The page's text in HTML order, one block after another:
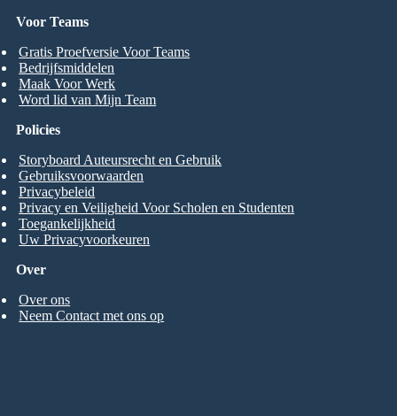
Voor Teams
Gratis Proefversie Voor Teams
Bedrijfsmiddelen
Maak Voor Werk
Word lid van Mijn Team
Over
Over ons
Neem Contact met ons op
Policies
Storyboard Auteursrecht en Gebruik
Gebruiksvoorwaarden
Privacybeleid
Privacy en Veiligheid Voor Scholen en Studenten
Toegankelijkheid
Uw Privacyvoorkeuren